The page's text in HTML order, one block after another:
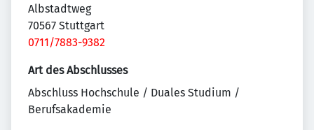
Albstadtweg
70567 Stuttgart
0711/7883-9382
Art des Abschlusses
Abschluss Hochschule / Duales Studium /
Berufsakademie